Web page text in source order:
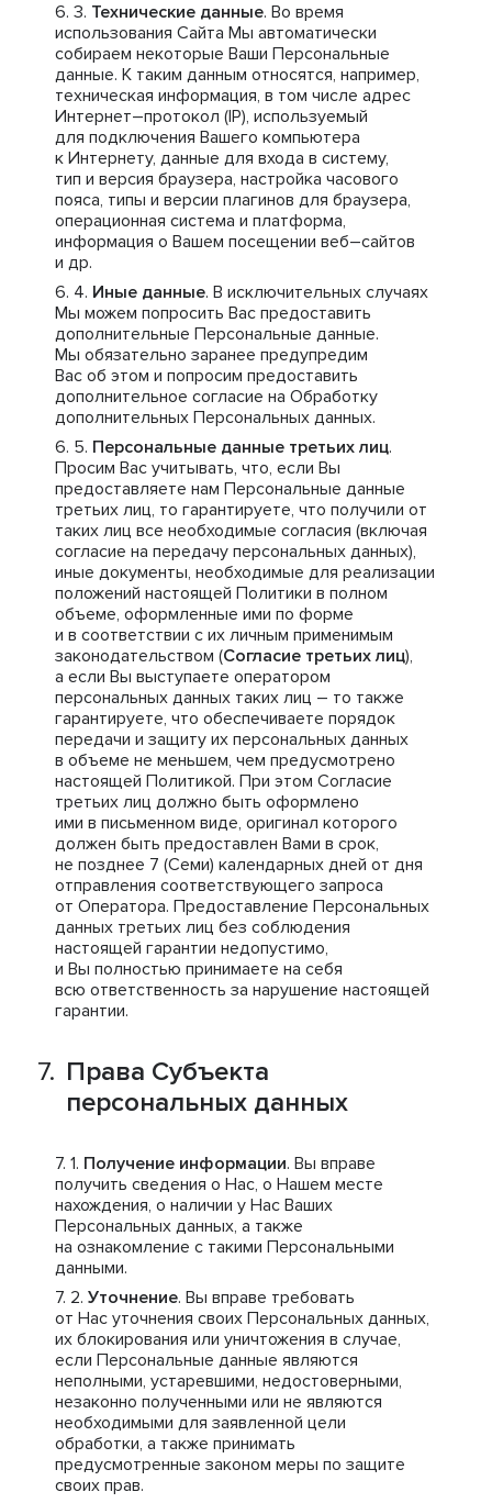
Технические данные. Во время
использования Сайта Мы автоматически
собираем некоторые Ваши Персональные
данные. К таким данным относятся, например,
техническая информация, в том числе адрес
Интернет–протокол (IP), используемый
для подключения Вашего компьютера
к Интернету, данные для входа в систему,
тип и версия браузера, настройка часового
пояса, типы и версии плагинов для браузера,
операционная система и платформа,
информация о Вашем посещении веб–сайтов
и др.
Иные данные. В исключительных случаях
Мы можем попросить Вас предоставить
дополнительные Персональные данные.
Мы обязательно заранее предупредим
Вас об этом и попросим предоставить
дополнительное согласие на Обработку
дополнительных Персональных данных.
Персональные данные третьих лиц.
Просим Вас учитывать, что, если Вы
предоставляете нам Персональные данные
третьих лиц, то гарантируете, что получили от
таких лиц все необходимые согласия (включая
согласие на передачу персональных данных),
иные документы, необходимые для реализации
положений настоящей Политики в полном
объеме, оформленные ими по форме
и в соответствии с их личным применимым
законодательством (Согласие третьих лиц),
а если Вы выступаете оператором
персональных данных таких лиц – то также
гарантируете, что обеспечиваете порядок
передачи и защиту их персональных данных
в объеме не меньшем, чем предусмотрено
настоящей Политикой. При этом Согласие
третьих лиц должно быть оформлено
ими в письменном виде, оригинал которого
должен быть предоставлен Вами в срок,
не позднее 7 (Семи) календарных дней от дня
отправления соответствующего запроса
от Оператора. Предоставление Персональных
данных третьих лиц без соблюдения
настоящей гарантии недопустимо,
и Вы полностью принимаете на себя
всю ответственность за нарушение настоящей
гарантии.
Права Субъекта
персональных данных
Получение информации. Вы вправе
получить сведения о Нас, о Нашем месте
нахождения, о наличии у Нас Ваших
Персональных данных, а также
на ознакомление с такими Персональными
данными.
Уточнение. Вы вправе требовать
от Нас уточнения своих Персональных данных,
их блокирования или уничтожения в случае,
если Персональные данные являются
неполными, устаревшими, недостоверными,
незаконно полученными или не являются
необходимыми для заявленной цели
обработки, а также принимать
предусмотренные законом меры по защите
своих прав.